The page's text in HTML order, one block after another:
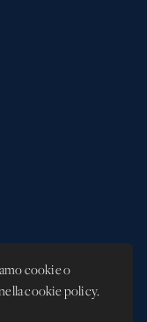
cookie o
cookie policy.